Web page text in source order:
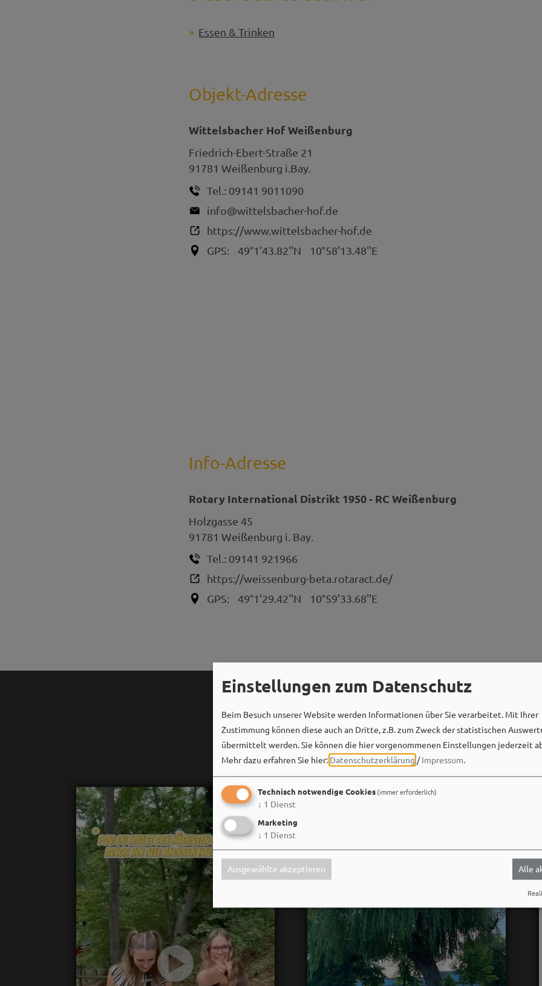
Essen & Trinken
Objekt-Adresse
Wittelsbacher Hof Weißenburg
Friedrich-Ebert-Straße 21
91781 Weißenburg i.Bay.
Tel.: 09141 9011090
info@wittelsbacher-hof.de
https://www.wittelsbacher-hof.de
GPS:
49°1'43.82''N 10°58'13.48''E
Info-Adresse
Rotary International Distrikt 1950 - RC Weißenburg
Holzgasse 45
91781 Weißenburg i. Bay.
Tel.: 09141 921966
https://weissenburg-beta.rotaract.de/
GPS:
49°1'29.42''N 10°59'33.68''E
Social Media
Einstellungen zum Datenschutz
Beim Besuch unserer Website werden Informationen über Sie verarbeitet. Mit Ihrer
Zustimmung können diese auch an Dritte, z.B. zum Zweck der statistischen
übermittelt werden. Sie können die hier vorgenommenen Einstellungen jederzeit
Mehr dazu erfahren Sie hier: Datenschutzerklärung /Impressum.
Technisch notwendige Cookies(immer erforderlich)
↓ 1 Dienst
Marketing
↓ 1 Dienst
Ausgewählte akzeptieren Alle